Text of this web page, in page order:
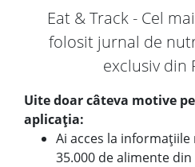
Eat & Track - Cel
folosit jurnal de
exclusiv din
Uite doar câteva motive
aplicația:
Ai acces la
35.000 de alimente din